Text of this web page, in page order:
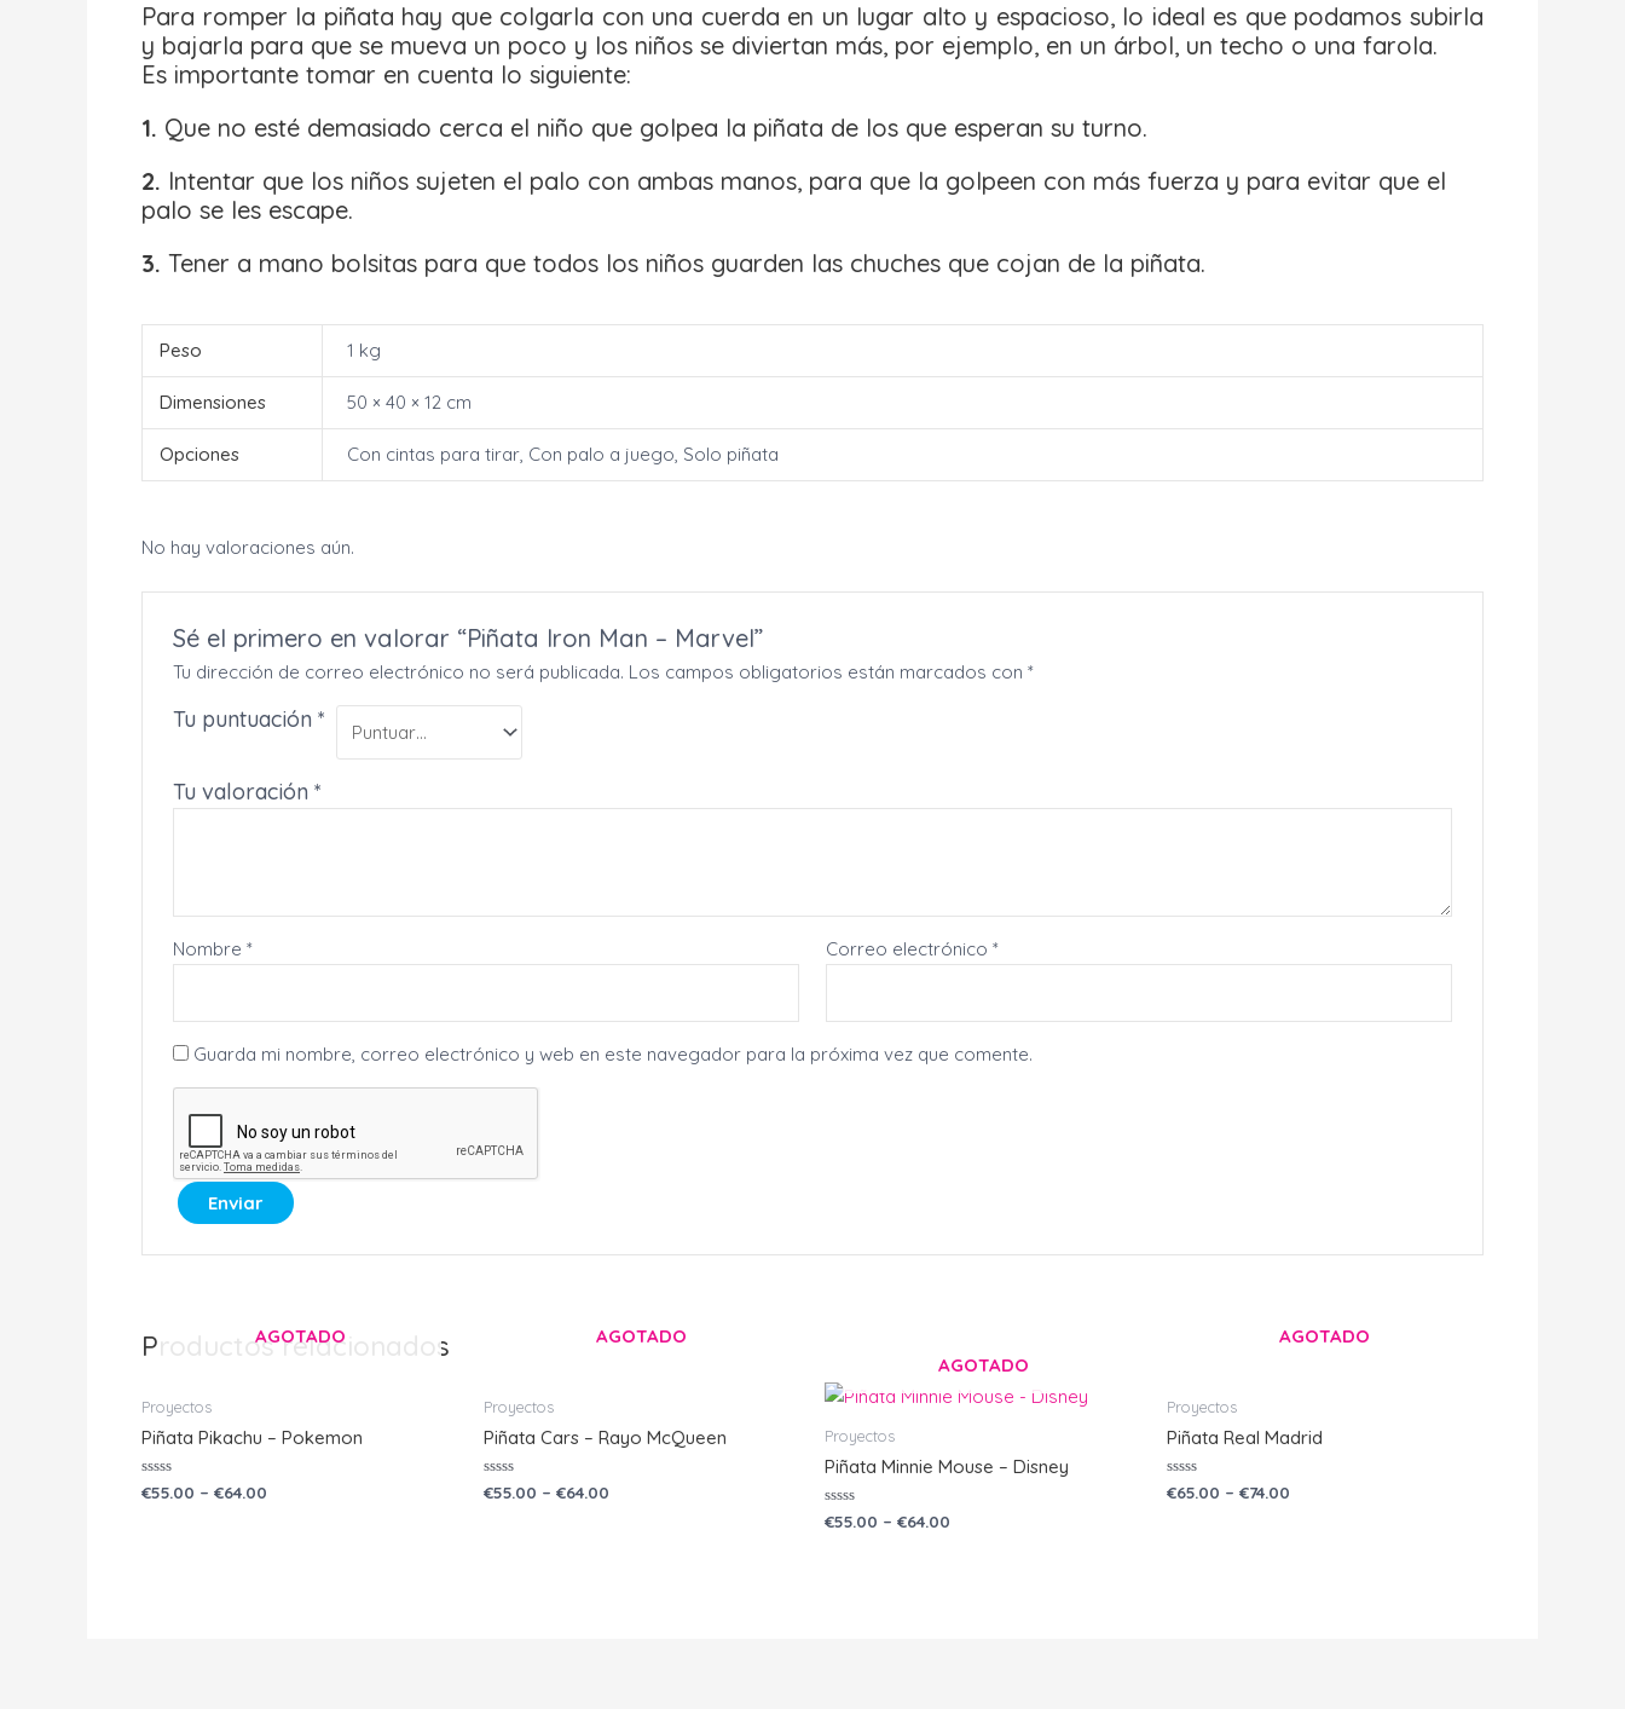
Para romper la piñata hay que colgarla con una cuerda en un lugar alto y espacioso, lo ideal es que podamos subirla
y bajarla para que se mueva un poco y los niños se diviertan más, por ejemplo, en un árbol, un techo o una farola.
Es importante tomar en cuenta lo siguiente:
1. Que no esté demasiado cerca el niño que golpea la piñata de los que esperan su turno.
2. Intentar que los niños sujeten el palo con ambas manos, para que la golpeen con más fuerza y para evitar que el
palo se les escape.
3. Tener a mano bolsitas para que todos los niños guarden las chuches que cojan de la piñata.
Peso 1 kg
Dimensiones 50 × 40 × 12 cm
Opciones Con cintas para tirar, Con palo a juego, Solo piñata
No hay valoraciones aún.
Sé el primero en valorar “Piñata Iron Man – Marvel”
Tu dirección de correo electrónico no será publicada. Los campos obligatorios están marcados con*
Tu puntuación*
Tu valoración*
Nombre* Correo electrónico *
Guarda mi nombre, correo electrónico y web en este navegador para la próxima vez que comente.
Productos relacionados
AGOTADO
Proyectos
Piñata Pikachu – Pokemon
Valorado
con
€55.00 – €64.00
AGOTADO
Proyectos
Piñata Cars – Rayo McQueen
Valorado
con
€55.00 – €64.00
AGOTADO
Proyectos
Piñata Minnie Mouse – Disney
Valorado
con
€55.00 – €64.00
AGOTADO
Proyectos
Piñata Real Madrid
Valorado
con
€65.00 – €74.00